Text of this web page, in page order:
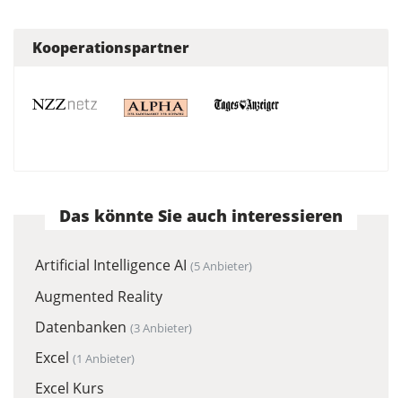
Kooperationspartner
Das könnte Sie auch interessieren
Artificial Intelligence AI (5 Anbieter)
Augmented Reality
Datenbanken (3 Anbieter)
Excel (1 Anbieter)
Excel Kurs